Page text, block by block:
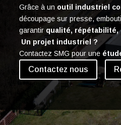
Grâce à un outil industriel
découpage sur presse,
garantir qualité,
Un projet industriel ?
Contactez SMG pour une
Contactez nous